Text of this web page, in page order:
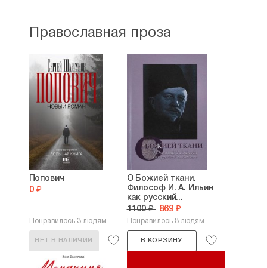
Православная проза
Попович
0 ₽
Понравилось 3 людям
НЕТ В НАЛИЧИИ
О Божией ткани.
Философ И. А. Ильин
как русский...
1100 ₽ 869 ₽
Понравилось 8 людям
В КОРЗИНУ